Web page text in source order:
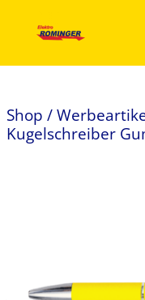
Shop /
Kugelschreiber